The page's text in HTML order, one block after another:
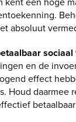
absoluut
en de
effect
Houd daarmee